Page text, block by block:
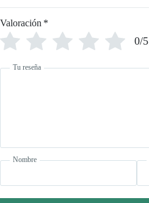
Valoración *
0/5
Tu reseña
Nombre